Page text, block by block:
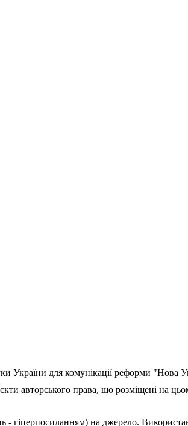
України для комунікації реформи "Нова
авторського права, що розміщені на
- гіперпосиланням) на джерело.